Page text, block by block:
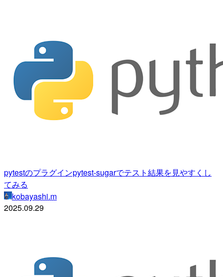
pytestのプラグインpytest-sugarでテスト結果を見やすくし
てみる
kobayashi.m
2025.09.29